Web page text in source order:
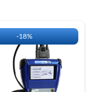
-18%